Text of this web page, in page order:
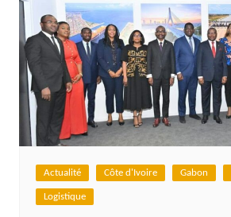
Actualité Côte d'Ivoire Gabon
Logistique